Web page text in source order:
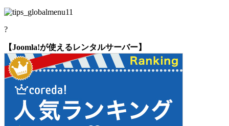
?
【Joomla!が使えるレンタルサーバー】